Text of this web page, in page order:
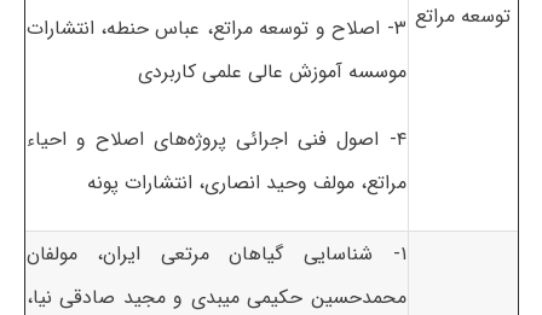
توسعه مراتع
۳- اصلاح و توسعه مراتع، عباس حنطه، انتشارات
موسسه آموزش عالی علمی کاربردی
۴- اصول فنی اجرائی پروژه‌های اصلاح و احیاء
مراتع، مولف وحید انصاری، انتشارات پونه
۱- شناسایی گیاهان مرتعی ایران، مولفان
محمدحسین حکیمی میبدی و مجید صادقی نیا،